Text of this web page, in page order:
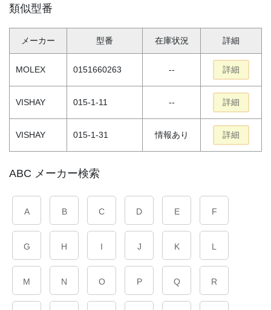
類似型番
メーカー 型番 在庫状況 詳細
MOLEX 0151660263 -- 詳細
VISHAY 015-1-11 -- 詳細
VISHAY 015-1-31 情報あり 詳細
ABC メーカー検索
A B C D E F
G H I J K L
M N O P Q R